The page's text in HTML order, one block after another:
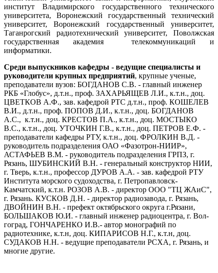
институт Владимирского государственного технического
университета, Воронежский государственный технический
университет, Воронежский государственный университет,
Таганрогский радиотехнический университет, Поволжская
государственная академия телекоммуникаций и
информатики.
Среди выпускников кафедры - ведущие специалисты и
руководители крупных предприятий, крупные ученые,
преподаватели вузов: БОГДАНОВ С.В. - главный инженер
РКБ «Глобус», д.т.н., проф. ЗАХАРЬЯЩЕВ Л.И., к.т.н., доц.
ЦВЕТКОВ А.Ф., зав. кафедрой РТС д.т.н., проф. КОШЕЛЕВ
В.И., д.т.н., проф. ПОПОВ Д.И., к.т.н., доц. БОГДАНОВ
А.С., к.т.н., доц. КРЕСТОВ П.А., к.т.н., доц. МОСТЫКО
В.С., к.т.н., доц. УТОЧКИН Г.В., к.т.н., доц. ПЕТРОВ Е.Ф. -
преподаватели кафедры РТУ, к.т.н., доц. ФРОЛКИН В.Д. -
руководитель подразделения ОАО «Фазотрон-НИИР»,
АСТАФЬЕВ В.М. - руководитель подразделения ГРПЗ, г.
Рязань, ШУБИНСКИЙ В.Н. - генеральный конструктор НИИ,
г. Тверь, к.т.н., профессор ДУРОВ А.А. - зав. кафедрой РТУ
Института морского судоходства, г. Петропавловск-
Камчатский, к.т.н. РОЗОВ А.В. - директор ООО "ТЦ ЖАиС",
г. Рязань. КУСКОВ Д.Н. - директор радиозавода, г. Рязань,
ДВОЙНИН В.Н. - префект октябрьского округа г.Рязани,
БОЛЬШАКОВ Ю.И. - главный инженер радиоцентра, г. Вол­
гоград, ГОНЧАРЕНКО И.В.- автор монографий по
радиотехнике, к.т.н, доц. КИПАРИСОВ Н.Г., к.т.н, доц.
СУДАКОВ Н.Н. - ведущие преподаватели РСХА, г. Рязань, и
многие другие.